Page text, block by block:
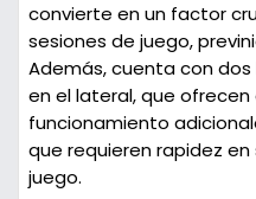
convierte en un factor
sesiones de juego,
Además, cuenta con
en el lateral, que
funcionamiento
que requieren rapidez
juego.